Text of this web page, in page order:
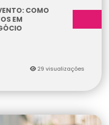
COMO
EM
29 visualizações